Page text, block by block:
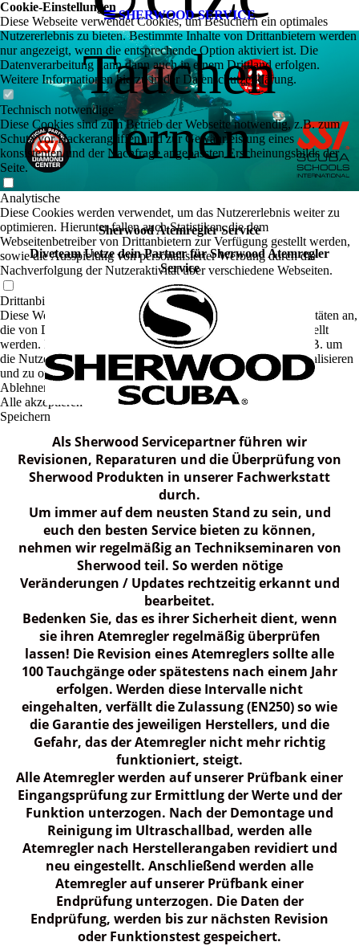
SHERWOOD SERVICE
Tauchen
lernen
Sherwood Atemregler Service
Diveteam Uetze dein Partner für Sherwood Atemregler
Service
Als Sherwood Servicepartner führen wir
Revisionen, Reparaturen und die Überprüfung von
Sherwood Produkten in unserer Fachwerkstatt
durch.
Um immer auf dem neusten Stand zu sein, und
euch den besten Service bieten zu können,
nehmen wir regelmäßig an Technikseminaren von
Sherwood teil. So werden nötige
Veränderungen / Updates rechtzeitig erkannt und
bearbeitet.
Bedenken Sie, das es ihrer Sicherheit dient, wenn
sie ihren Atemregler regelmäßig überprüfen
lassen! Die Revision eines Atemreglers sollte alle
100 Tauchgänge oder spätestens nach einem Jahr
erfolgen. Werden diese Intervalle nicht
eingehalten, verfällt die Zulassung (EN250) so wie
die Garantie des jeweiligen Herstellers, und die
Gefahr, das der Atemregler nicht mehr richtig
funktioniert, steigt.
Alle Atemregler werden auf unserer Prüfbank einer
Eingangsprüfung zur Ermittlung der Werte und der
Funktion unterzogen. Nach der Demontage und
Reinigung im Ultraschallbad, werden alle
Atemregler nach Herstellerangaben revidiert und
neu eingestellt. Anschließend werden alle
Atemregler auf unserer Prüfbank einer
Endprüfung unterzogen. Die Daten der
Endprüfung, werden bis zur nächsten Revision
oder Funktionstest gespeichert.
Cookie-Einstellungen
Diese Webseite verwendet Cookies, um Besuchern ein optimales
Nutzererlebnis zu bieten. Bestimmte Inhalte von Drittanbietern werden
nur angezeigt, wenn die entsprechende Option aktiviert ist. Die
Datenverarbeitung kann dann auch in einem Drittland erfolgen.
Weitere Informationen hierzu in der Datenschutzerklärung.
Technisch notwendige
Diese Cookies sind zum Betrieb der Webseite notwendig, z.B. zum
Schutz vor Hackerangriffen und zur Gewährleistung eines
konsistenten und der Nachfrage angepassten Erscheinungsbilds der
Seite.
Analytische
Diese Cookies werden verwendet, um das Nutzererlebnis weiter zu
optimieren. Hierunter fallen auch Statistiken, die dem
Webseitenbetreiber von Drittanbietern zur Verfügung gestellt werden,
sowie die Ausspielung von personalisierter Werbung durch die
Nachverfolgung der Nutzeraktivität über verschiedene Webseiten.
Drittanbieter-Inhalte
Diese Webseite bietet möglicherweise Inhalte oder Funktionalitäten an,
die von Drittanbietern eigenverantwortlich zur Verfügung gestellt
werden. Diese Drittanbieter können eigene Cookies setzen, z.B. um
die Nutzeraktivität zu verfolgen oder ihre Angebote zu personalisieren
und zu optimieren.
Ablehnen
Alle akzeptieren
Speichern